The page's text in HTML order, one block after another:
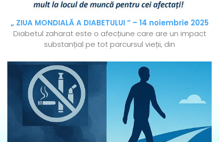
„ ZIUA MONDIALĂ A DIABETULUI ” – 14 noiembrie 2025
Diabetul zaharat este o afecțiune care are un impact
substanțial pe tot parcursul vieții, din